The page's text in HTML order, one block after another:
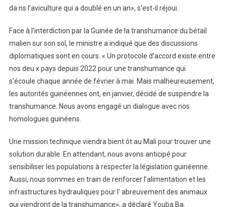
da ns l’aviculture qui a doublé en un an», s’est-il réjoui.
Face à l’interdiction par la Guinée de la transhumance du bétail
malien sur son sol, le ministre a indiqué que des discussions
diplomatiques sont en cours. « Un protocole d’accord existe entre
nos deu x pays depuis 2022 pour une transhumance qui
s’écoule chaque année de février à mai. Mais malheureusement,
les autorités guinéennes ont, en janvier, décidé de suspendre la
transhumance. Nous avons engagé un dialogue avec nos
homologues guinéens.
Une mission technique viendra bient ôt au Mali pour trouver une
solution durable. En attendant, nous avons anticipé pour
sensibiliser les populations à respecter la législation guinéenne.
Aussi, nous sommes en train de renforcer l’alimentation et les
infrastructures hydrauliques pour l’ abreuvement des animaux
qui viendront de la transhumance», a déclaré Youba Ba.